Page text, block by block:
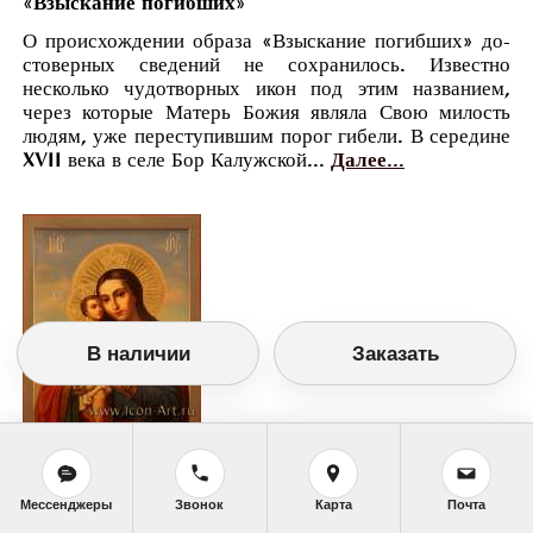
О про­ис­хож­де­нии об­ра­за «Взыс­ка­ние по­гиб­ших» до­
сто­вер­ных све­де­ний не со­хра­ни­лось. Из­вест­но
несколь­ко чу­до­твор­ных икон под этим на­зва­ни­ем,
через ко­то­рые Ма­терь Бо­жия яв­ля­ла Свою ми­лость
лю­дям, уже пе­ре­сту­пив­шим по­рог ги­бе­ли. В се­ре­дине
XVII ве­ка в се­ле Бор Ка­луж­ской... Далее...
Православный календарь
В наличии Заказать
Мессенджеры Звонок Карта Почта